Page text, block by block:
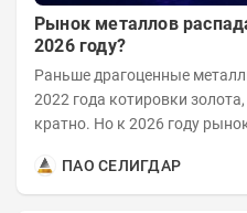
Рынок металлов
2026 году?
Раньше драгоценные
2022 года котировки
кратно. Но к 2026 году
ПАО СЕЛИГДАР